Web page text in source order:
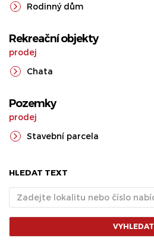
Rodinný dům
Rekreační objekty
prodej
Chata
Pozemky
prodej
Stavební parcela
HLEDAT TEXT
VYHLEDAT